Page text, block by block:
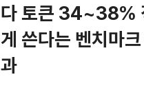
다 토큰 34~38%
게 쓴다는 벤치마크
과